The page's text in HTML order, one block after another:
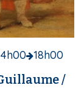
18h00
/